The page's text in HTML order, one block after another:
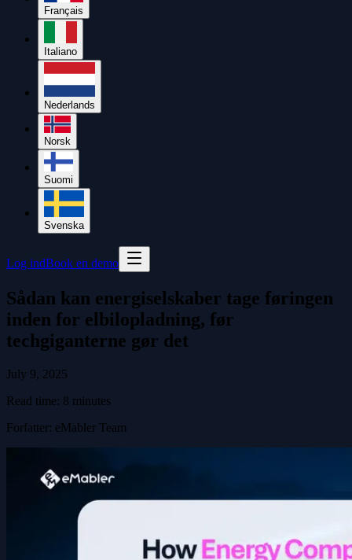
Français
Italiano
Nederlands
Norsk
Suomi
Svenska
Log indBook en demo
Sådan kan energiselskaber tage føringen
inden for elbilopladning, før
techgiganterne gør det
July 9, 2025
Read time: 8 minutes
Forfatter: eMabler Team